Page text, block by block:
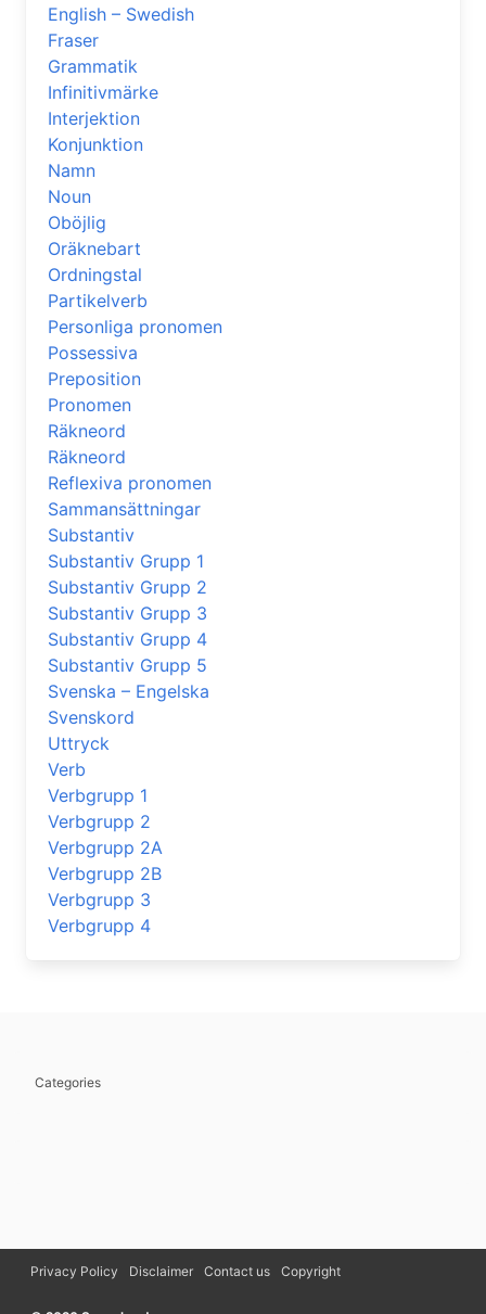
English – Swedish
Fraser
Grammatik
Infinitivmärke
Interjektion
Konjunktion
Namn
Noun
Oböjlig
Oräknebart
Ordningstal
Partikelverb
Personliga pronomen
Possessiva
Preposition
Pronomen
Räkneord
Räkneord
Reflexiva pronomen
Sammansättningar
Substantiv
Substantiv Grupp 1
Substantiv Grupp 2
Substantiv Grupp 3
Substantiv Grupp 4
Substantiv Grupp 5
Svenska – Engelska
Svenskord
Uttryck
Verb
Verbgrupp 1
Verbgrupp 2
Verbgrupp 2A
Verbgrupp 2B
Verbgrupp 3
Verbgrupp 4
Categories
Privacy Policy Disclaimer Contact us Copyright